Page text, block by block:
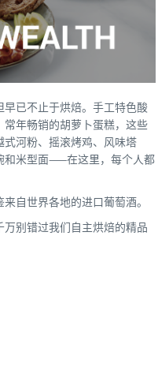
已不止于烘焙。手工特色酸
常年畅销的胡萝卜蛋糕，这些
河粉、摇滚烤鸡、风味塔
和米型面——在这里，每个人都
自世界各地的进口葡萄酒。
万别错过我们自主烘焙的精品